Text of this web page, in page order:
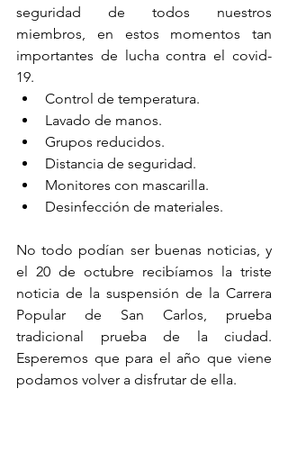
seguridad de todos nuestros
miembros, en estos momentos tan
importantes de lucha contra el covid-
19.
Control de temperatura.
Lavado de manos.
Grupos reducidos.
Distancia de seguridad.
Monitores con mascarilla.
Desinfección de materiales.
No todo podían ser buenas noticias, y
el 20 de octubre recibíamos la triste
noticia de la suspensión de la Carrera
Popular de San Carlos, prueba
tradicional prueba de la ciudad.
Esperemos que para el año que viene
podamos volver a disfrutar de ella.